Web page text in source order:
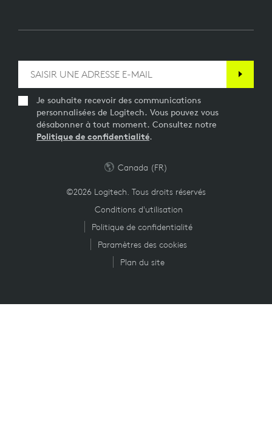
Je souhaite recevoir des communications
personnalisées de Logitech. Vous pouvez vous
désabonner à tout moment. Consultez notre
Politique de confidentialité.
©2026 Logitech. Tous droits réservés
Conditions d'utilisation
Politique de confidentialité
Paramètres des cookies
Plan du site
Canada (FR)